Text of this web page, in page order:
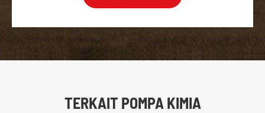
TERKAIT POMPA KIMIA